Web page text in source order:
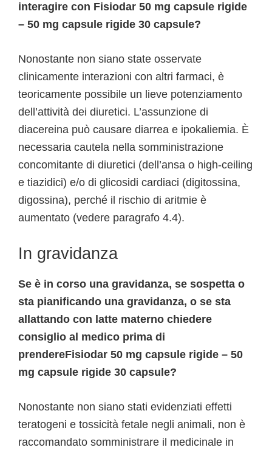
interagire con Fisiodar 50 mg capsule rigide
– 50 mg capsule rigide 30 capsule?
Nonostante non siano state osservate
clinicamente interazioni con altri farmaci, è
teoricamente possibile un lieve potenziamento
dell’attività dei diuretici. L’assunzione di
diacereina può causare diarrea e ipokaliemia. È
necessaria cautela nella somministrazione
concomitante di diuretici (dell’ansa o high-ceiling
e tiazidici) e/o di glicosidi cardiaci (digitossina,
digossina), perché il rischio di aritmie è
aumentato (vedere paragrafo 4.4).
In gravidanza
Se è in corso una gravidanza, se sospetta o
sta pianificando una gravidanza, o se sta
allattando con latte materno chiedere
consiglio al medico prima di
prendereFisiodar 50 mg capsule rigide – 50
mg capsule rigide 30 capsule?
Nonostante non siano stati evidenziati effetti
teratogeni e tossicità fetale negli animali, non è
raccomandato somministrare il medicinale in